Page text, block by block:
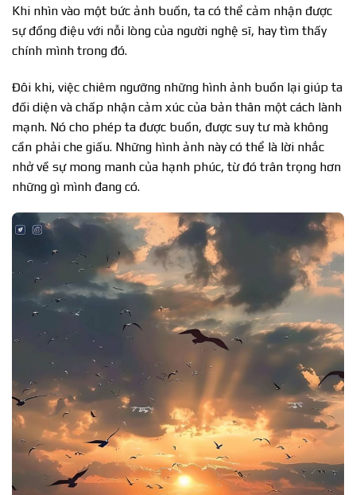
Khi nhìn vào một bức ảnh buồn, ta có thể cảm nhận được
sự đồng điệu với nỗi lòng của người nghệ sĩ, hay tìm thấy
chính mình trong đó.
Đôi khi, việc chiêm ngưỡng những hình ảnh buồn lại giúp ta
đối diện và chấp nhận cảm xúc của bản thân một cách lành
mạnh. Nó cho phép ta được buồn, được suy tư mà không
cần phải che giấu. Những hình ảnh này có thể là lời nhắc
nhở về sự mong manh của hạnh phúc, từ đó trân trọng hơn
những gì mình đang có.